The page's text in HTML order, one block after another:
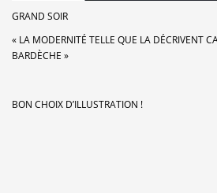
GRAND SOIR
« LA MODERNITÉ TELLE QUE LA DÉCRIVENT
BARDÈCHE »
BON CHOIX D’ILLUSTRATION !